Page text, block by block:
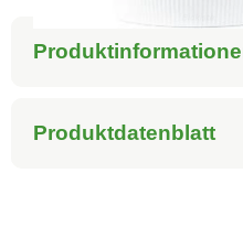
Produktdatenblatt